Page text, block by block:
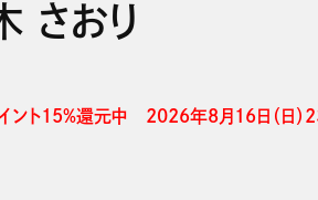
さおり
ント15%還元中　2026年8月16日（日